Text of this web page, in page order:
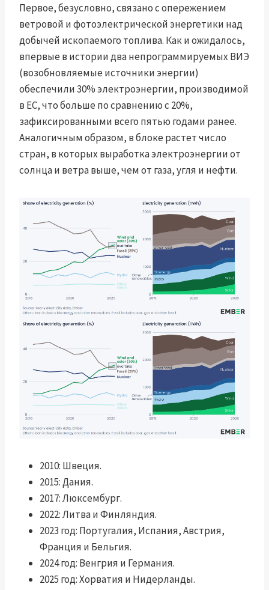
Первое, безусловно, связано с опережением
ветровой и фотоэлектрической энергетики над
добычей ископаемого топлива. Как и ожидалось,
впервые в истории два непрограммируемых ВИЭ
(возобновляемые источники энергии)
обеспечили 30% электроэнергии, производимой
в ЕС, что больше по сравнению с 20%,
зафиксированными всего пятью годами ранее.
Аналогичным образом, в блоке растет число
стран, в которых выработка электроэнергии от
солнца и ветра выше, чем от газа, угля и нефти.
2010: Швеция.
2015: Дания.
2017: Люксембург.
2022: Литва и Финляндия.
2023 год: Португалия, Испания, Австрия,
Франция и Бельгия.
2024 год: Венгрия и Германия.
2025 год: Хорватия и Нидерланды.